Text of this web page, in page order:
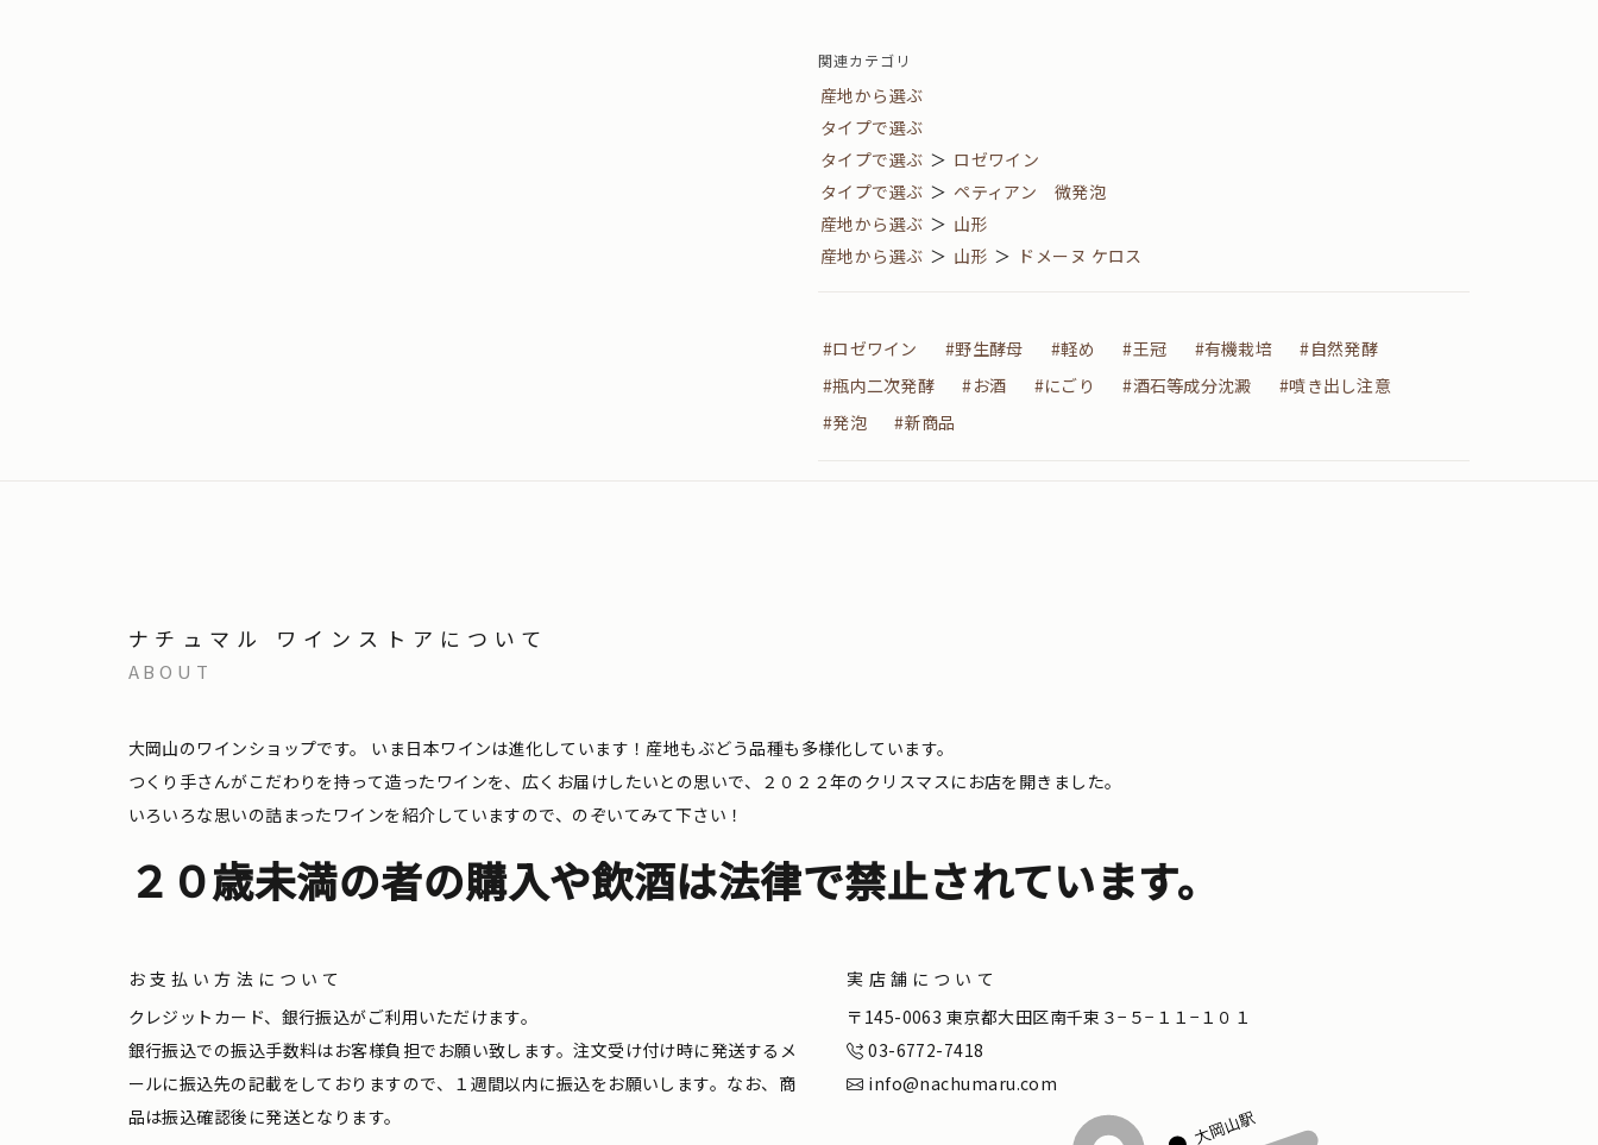
関連カテゴリ
産地から選ぶ
タイプで選ぶ
タイプで選ぶ ＞ ロゼワイン
タイプで選ぶ ＞ ペティアン 微発泡
産地から選ぶ ＞ 山形
産地から選ぶ ＞ 山形 ＞ ドメーヌ ケロス
#ロゼワイン #野生酵母 #軽め #王冠 #有機栽培
#自然発酵
#瓶内二次発酵
#お酒 #にごり #酒石等成分沈澱
#噴き出し注意
#発泡
#新商品
ナチュマル ワインストアについて
ABOUT
大岡山のワインショップです。
いま日本ワインは進化しています！産地もぶどう品種も多様化しています。
つくり手さんがこだわりを持って造ったワインを、広くお届けしたいとの思いで、２０２２年のクリスマスにお店を開きました。
いろいろな思いの詰まったワインを紹介していますので、のぞいてみて下さい！
２０歳未満の者の購入や飲酒は法律で禁止されています。
お支払い方法について
クレジットカード、銀行振込がご利用いただけます。
銀行振込での振込手数料はお客様負担でお願い致します。注文受け付け時に発送するメ
ールに振込先の記載をしておりますので、１週間以内に振込をお願いします。なお、商
品は振込確認後に発送となります。
実店舗について
〒145-0063 東京都大田区南千束３−５−１１−１０１
03-6772-7418
info@nachumaru.com